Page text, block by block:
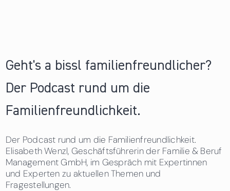
Geht's a bissl familienfreundlicher?
Der Podcast rund um die
Familienfreundlichkeit.
Der Podcast rund um die Familienfreundlichkeit.
Elisabeth Wenzl, Geschäftsführerin der Familie & Beruf
Management GmbH, im Gespräch mit Expertinnen
und Experten zu aktuellen Themen und
Fragestellungen.